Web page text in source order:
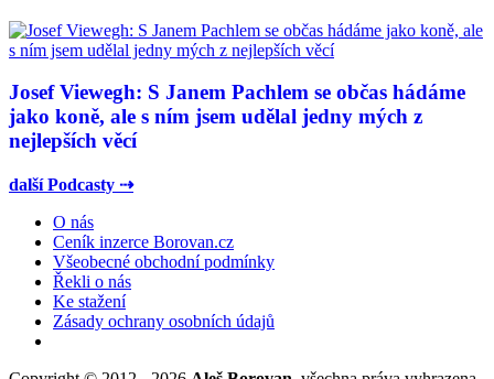
Josef Viewegh: S Janem Pachlem se občas hádáme
jako koně, ale s ním jsem udělal jedny mých z
nejlepších věcí
další Podcasty ⇢
O nás
Ceník inzerce Borovan.cz
Všeobecné obchodní podmínky
Řekli o nás
Ke stažení
Zásady ochrany osobních údajů